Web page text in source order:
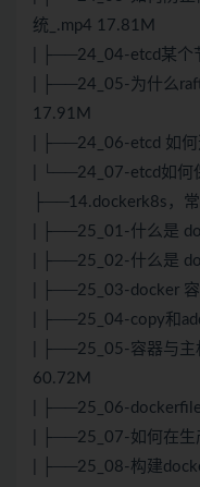
统_.mp4 17.81M
| ├──24_04-etcd某个
| ├──24_05-为什么
17.91M
| ├──24_06-etcd 如
| └──24_07-etcd如何
├──14.dockerk8s，
| ├──25_01-什么是
| ├──25_02-什么是
| ├──25_03-docker
| ├──25_04-copy和
| ├──25_05-容器与主
60.72M
| ├──25_06-
| ├──25_07-如何在生
| ├──25_08-构建